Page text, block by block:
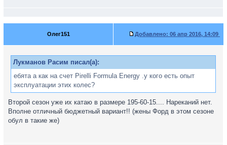
Олег151 Добавлено: 06 апр 2016, 14:09
Лукманов Расим писал(а):
ебята а как на счет Pirelli Formula Energy .у кого есть опыт
эксплуатации этих колес?
Второй сезон уже их катаю в размере 195-60-15.... Нареканий нет.
Вполне отличный бюджетный вариант!! (жены Форд в этом сезоне
обул в такие же)